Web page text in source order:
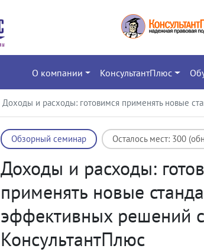
О компании КонсультантПлюс
Доходы и расходы: готовимся применять новые
Обзорный семинар Осталось мест: 300
Доходы и расходы:
применять новые
эффективных решений с
КонсультантПлюс